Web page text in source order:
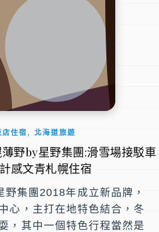
店住宿 , 北海道旅遊
野by星野集團:滑雪場接駁車
感文青札幌住宿
心，主打在地特色結合，冬
，其中一個特色行程當然是